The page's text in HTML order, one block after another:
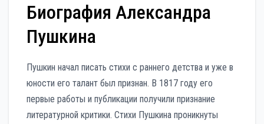
Биография Александра
Пушкина
Пушкин начал писать стихи с раннего детства и уже в
юности его талант был признан. В 1817 году его
первые работы и публикации получили признание
литературной критики. Стихи Пушкина проникнуты